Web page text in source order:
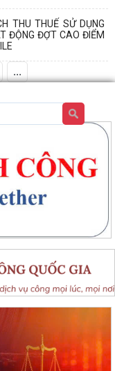
THU THUẾ SỬ DỤNG
ĐỘNG ĐỢT CAO ĐIỂM
...